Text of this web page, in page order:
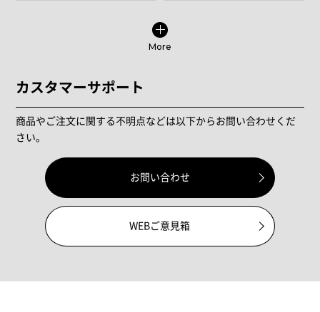
More
カスタマーサポート
商品やご注文に関する不明点などは以下からお問い合わせくだ
さい。
お問い合わせ
WEBご意見箱